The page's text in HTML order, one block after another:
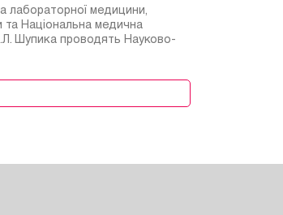
та лабораторної медицини,
та Національна медична
Шупика проводять Науково-